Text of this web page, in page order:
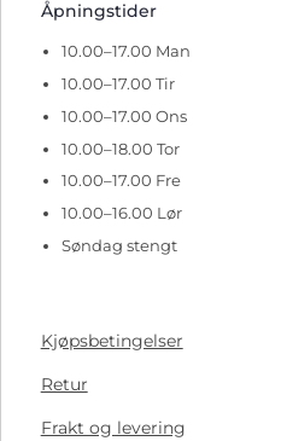
Åpningstider
10.00–17.00 Man
10.00–17.00 Tir
10.00–17.00 Ons
10.00–18.00 Tor
10.00–17.00 Fre
10.00–16.00 Lør
Søndag stengt
Kjøpsbetingelser
Retur
Frakt og levering